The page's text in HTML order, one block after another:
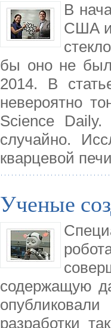
В
США и
бы оно не
2014. В
невероятно
Science
случайно.
кварцевой печи
Ученые
содержащую
разработки